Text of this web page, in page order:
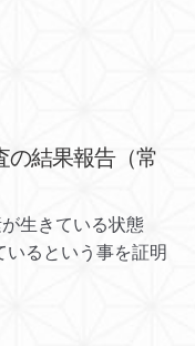
の結果報告（常
生きている状態
るという事を証明